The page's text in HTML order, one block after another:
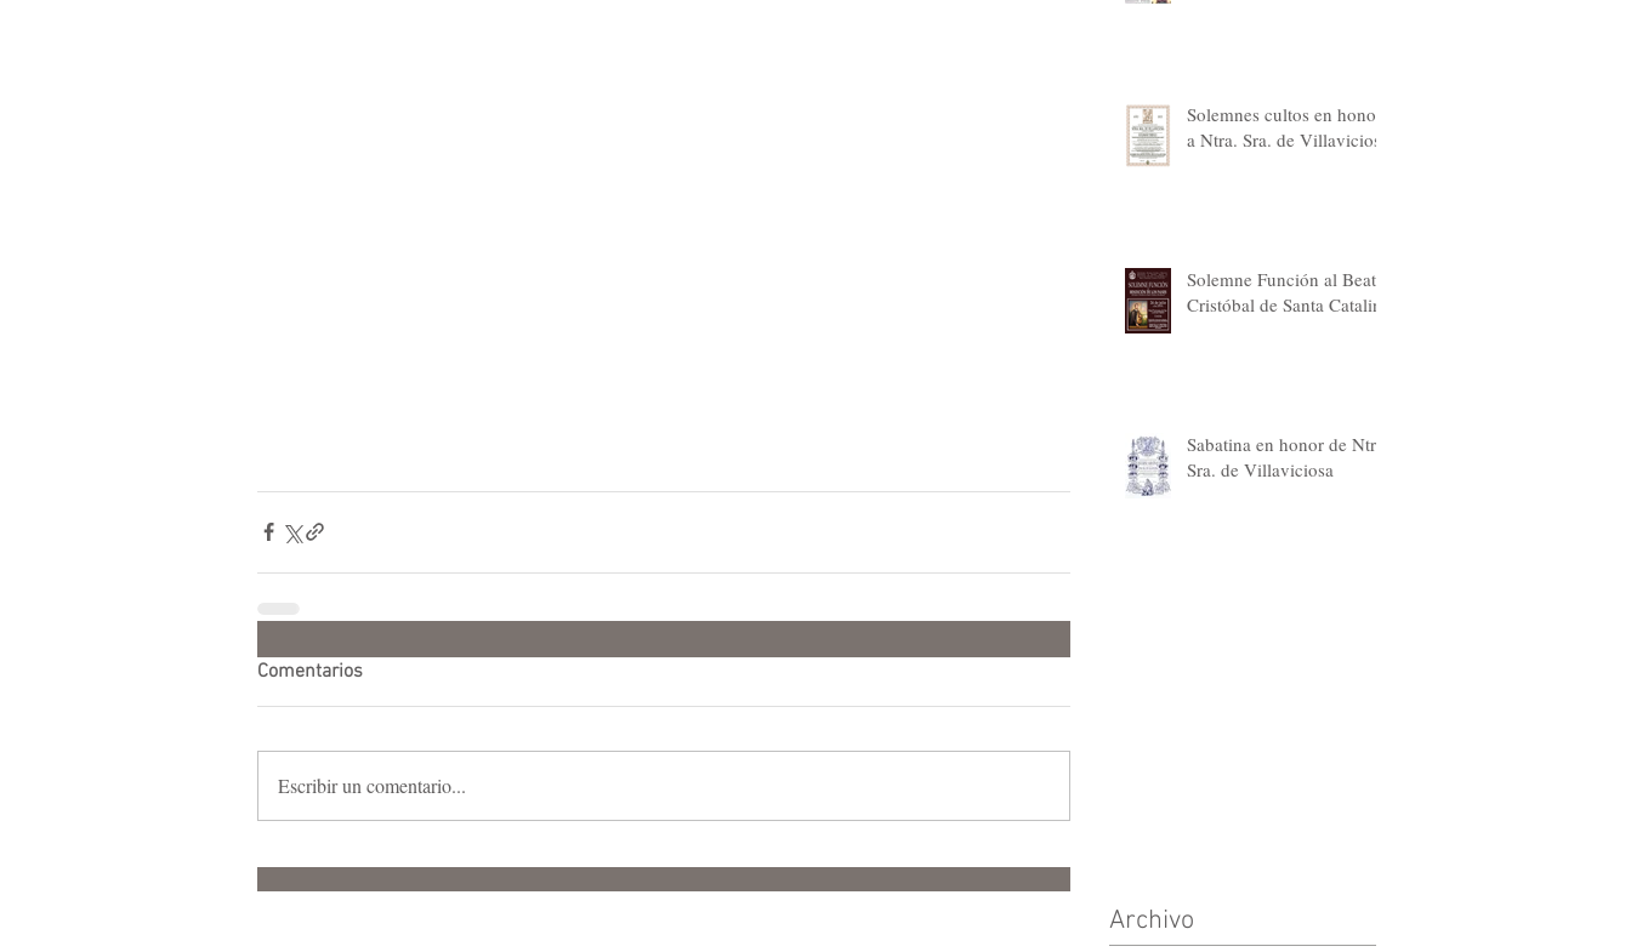
Comentarios
Escribir un comentario...
Solemnes cultos en honor
a Ntra. Sra. de Villaviciosa
Solemne Función al Beato
Cristóbal de Santa Catalina
Sabatina en honor de Ntra.
Sra. de Villaviciosa
Archivo